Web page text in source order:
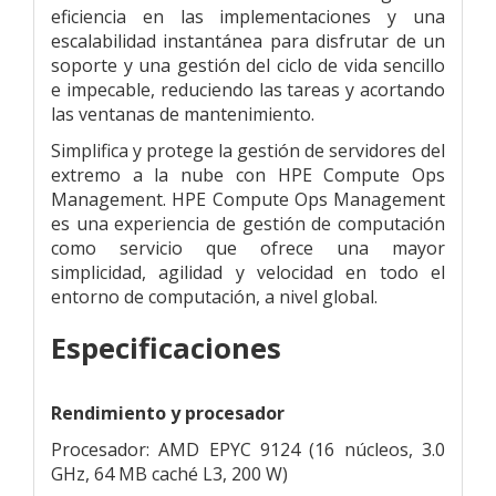
eficiencia en las implementaciones y una
escalabilidad instantánea para disfrutar de un
soporte y una gestión del ciclo de vida sencillo
e impecable, reduciendo las tareas y acortando
las ventanas de mantenimiento.
Simplifica y protege la gestión de servidores del
extremo a la nube con HPE Compute Ops
Management. HPE Compute Ops Management
es una experiencia de gestión de computación
como servicio que ofrece una mayor
simplicidad, agilidad y velocidad en todo el
entorno de computación, a nivel global.
Especificaciones
Rendimiento y procesador
Procesador: AMD EPYC 9124 (16 núcleos, 3.0
GHz, 64 MB caché L3, 200 W)